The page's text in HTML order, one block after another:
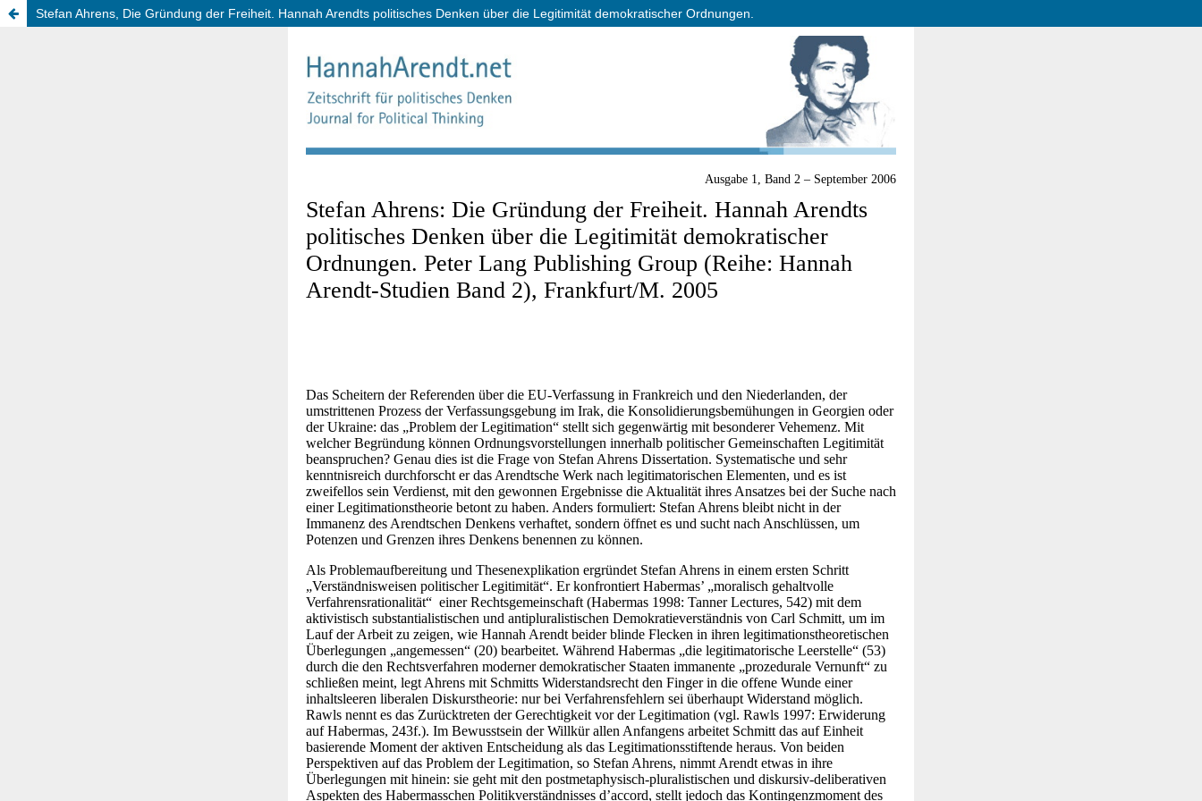
Stefan Ahrens, Die Gründung der Freiheit. Hannah Arendts politisches Denken über die Legitimität demokratischer Ordnungen.